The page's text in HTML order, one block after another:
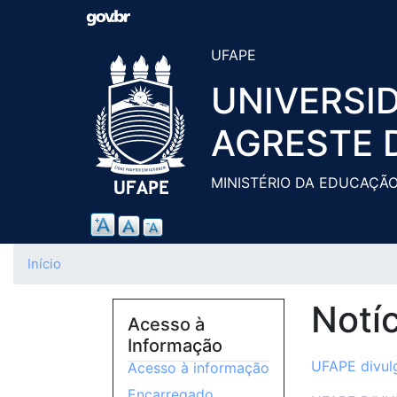
UFAPE
AGRESTE
MINISTÉRIO DA
Início
UFAPE
Acesso à
Informação
Acesso à informação